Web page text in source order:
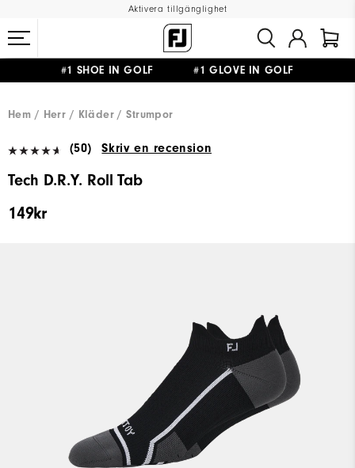
Aktivera tillgänglighet
#1 SHOE IN GOLF #1 GLOVE IN GOLF
Hem
Herr Kläder Strumpor
(50) Skriv en recension
Tech D.R.Y. Roll Tab
149kr